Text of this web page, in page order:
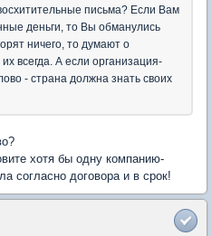
письма? Если Вам
деньги, то Вы обманулись
ничего, то думают о
всегда. А если организация-
- страна должна знать своих
хотя бы одну компанию-
согласно договора и в срок!